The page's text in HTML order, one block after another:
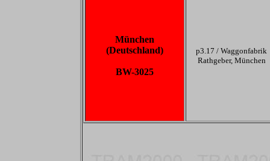
München
(Deutschland)
BW-3025
p3.17 / Waggonfabrik
Rathgeber, München